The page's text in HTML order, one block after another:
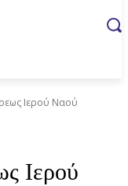
Ιερού Ναού
Ιερού